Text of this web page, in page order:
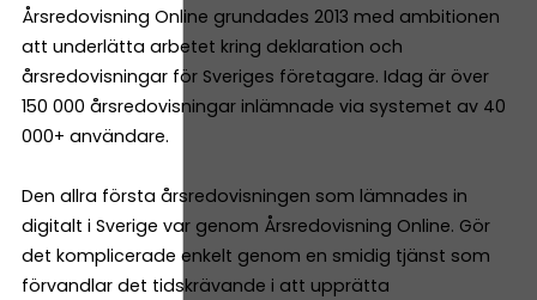
Årsredovisning Online grundades 2013 med ambitionen
att underlätta arbetet kring deklaration och
årsredovisningar för Sveriges företagare. Idag är över
150 000 årsredovisningar inlämnade via systemet av 40
000+ användare.
Den allra första årsredovisningen som lämnades in
digitalt i Sverige var genom Årsredovisning Online. Gör
det komplicerade enkelt genom en smidig tjänst som
förvandlar det tidskrävande i att upprätta